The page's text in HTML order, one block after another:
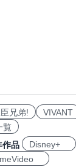
兄弟!
VIVANT
覧
品
Disney+